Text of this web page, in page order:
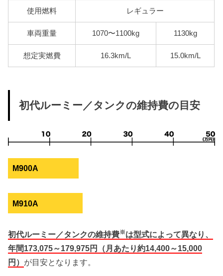
使用燃料 レギュラー
車両重量 1070〜1100kg 1130kg
想定実燃費 16.3km/L 15.0km/L
初代ルーミー／タンクの維持費の目安
M900A
M910A
初代ルーミー／タンクの維持費※は型式によって異なり、
年間173,075～179,975円（月あたり約14,400～15,000
円） が目安となります。